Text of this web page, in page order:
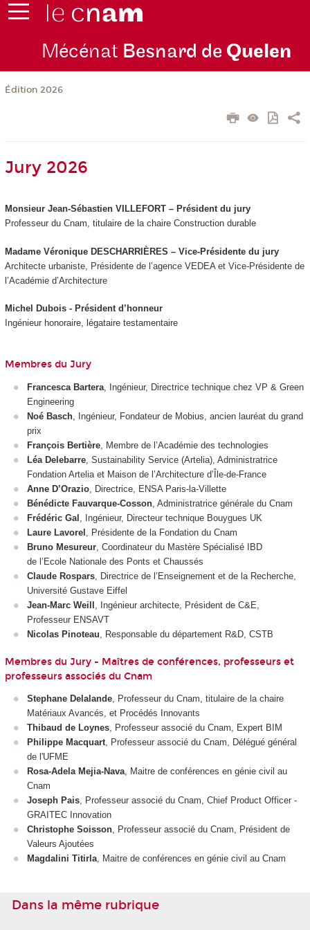
Mécénat Besnard de Quelen
Édition 2026
Jury 2026
Monsieur Jean-Sébastien VILLEFORT – Président du jury
Professeur du Cnam, titulaire de la chaire Construction durable
Madame Véronique DESCHARRIÈRES – Vice-Présidente du jury
Architecte urbaniste, Présidente de l’agence VEDEA et Vice-Présidente de
l’Académie d’Architecture
Michel Dubois - Président d’honneur
Ingénieur honoraire, légataire testamentaire
Membres du Jury
Francesca Bartera , Ingénieur, Directrice technique chez VP & Green
Engineering
Noé Basch , Ingénieur, Fondateur de Mobius, ancien lauréat du grand
prix
François Bertière , Membre de l’Académie des technologies
Léa Delebarre , Sustainability Service (Artelia), Administratrice
Fondation Artelia et Maison de l’Architecture d’Île-de-France
Anne D’Orazio , Directrice, ENSA Paris-la-Villette
Bénédicte Fauvarque-Cosson , Administratrice générale du Cnam
Frédéric Gal , Ingénieur, Directeur technique Bouygues UK
Laure Lavorel , Présidente de la Fondation du Cnam
Bruno Mesureur , Coordinateur du Mastère Spécialisé IBD
de l’Ecole Nationale des Ponts et Chaussés
Claude Rospars , Directrice de l’Enseignement et de la Recherche,
Université Gustave Eiffel
Jean-Marc Weill , Ingénieur architecte, Président de C&E,
Professeur ENSAVT
Nicolas Pinoteau , Responsable du département R&D, CSTB
Membres du Jury - Maîtres de conférences, professeurs et
professeurs associés du Cnam
Stephane Delalande, Professeur du Cnam, titulaire de la chaire
Matériaux Avancés, et Procédés Innovants
Thibaud de Loynes, Professeur associé du Cnam, Expert BIM
Philippe Macquart, Professeur associé du Cnam, Délégué général
de l'UFME
Rosa-Adela Mejia-Nava, Maitre de conférences en génie civil au
Cnam
Joseph Pais, Professeur associé du Cnam, Chief Product Officer -
GRAITEC Innovation
Christophe Soisson, Professeur associé du Cnam, Président de
Valeurs Ajoutées
Magdalini Titirla, Maitre de conférences en génie civil au Cnam
Dans la même rubrique